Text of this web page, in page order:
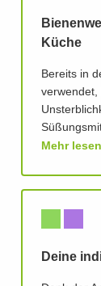
Küche
Bereits in
verwendet,
Mehr lesen
Deine